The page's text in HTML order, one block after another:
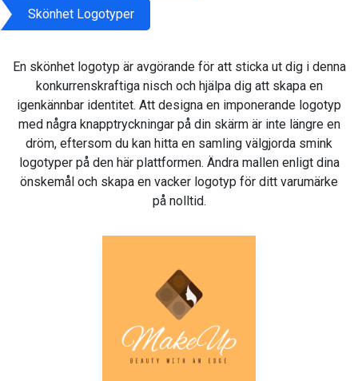
Skönhet Logotyper
En skönhet logotyp är avgörande för att sticka ut dig i denna
konkurrenskraftiga nisch och hjälpa dig att skapa en
igenkännbar identitet. Att designa en imponerande logotyp
med några knapptryckningar på din skärm är inte längre en
dröm, eftersom du kan hitta en samling välgjorda smink
logotyper på den här plattformen. Ändra mallen enligt dina
önskemål och skapa en vacker logotyp för ditt varumärke
på nolltid.